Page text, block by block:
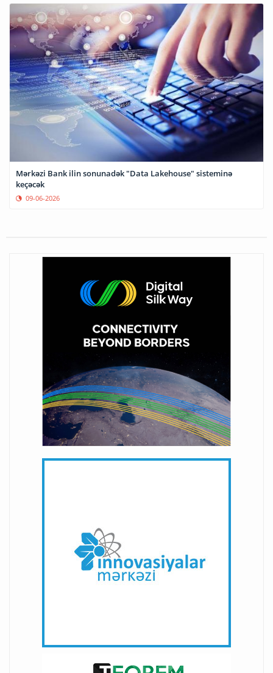
Mərkəzi Bank ilin sonunadək "Data Lakehouse" sisteminə
keçəcək
09-06-2026